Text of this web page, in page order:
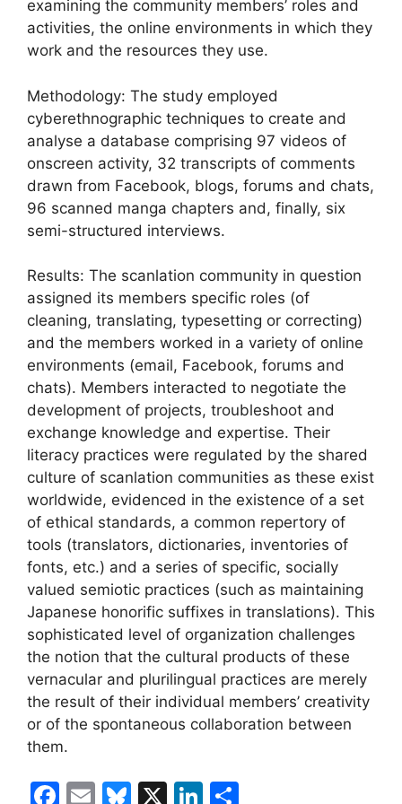
examining the community members’ roles and
activities, the online environments in which they
work and the resources they use.
Methodology: The study employed
cyberethnographic techniques to create and
analyse a database comprising 97 videos of
onscreen activity, 32 transcripts of comments
drawn from Facebook, blogs, forums and chats,
96 scanned manga chapters and, finally, six
semi-structured interviews.
Results: The scanlation community in question
assigned its members specific roles (of
cleaning, translating, typesetting or correcting)
and the members worked in a variety of online
environments (email, Facebook, forums and
chats). Members interacted to negotiate the
development of projects, troubleshoot and
exchange knowledge and expertise. Their
literacy practices were regulated by the shared
culture of scanlation communities as these exist
worldwide, evidenced in the existence of a set
of ethical standards, a common repertory of
tools (translators, dictionaries, inventories of
fonts, etc.) and a series of specific, socially
valued semiotic practices (such as maintaining
Japanese honorific suffixes in translations). This
sophisticated level of organization challenges
the notion that the cultural products of these
vernacular and plurilingual practices are merely
the result of their individual members’ creativity
or of the spontaneous collaboration between
them.
F
E
Bl X
Li